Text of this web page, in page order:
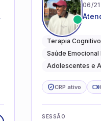
06/
Terapia
Saúde Emocional
Adolescentes e
CRP ativo
SESSÃO